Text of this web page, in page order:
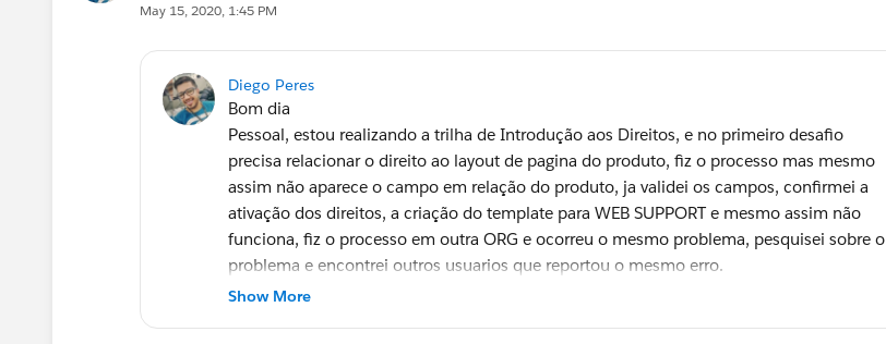
May 15, 2020, 1:45 PM
Diego Peres
Bom dia
Pessoal, estou realizando a trilha de Introdução aos Direitos, e no primeiro desafio
precisa relacionar o direito ao layout de pagina do produto, fiz o processo mas mesmo
assim não aparece o campo em relação do produto, ja validei os campos, confirmei a
ativação dos direitos, a criação do template para WEB SUPPORT e mesmo assim não
funciona, fiz o processo em outra ORG e ocorreu o mesmo problema, pesquisei sobre o
problema e encontrei outros usuarios que reportou o mesmo erro.
A basehttps://developer.salesforce.com/forums/?id=9060G000000XeftQAC
Show More